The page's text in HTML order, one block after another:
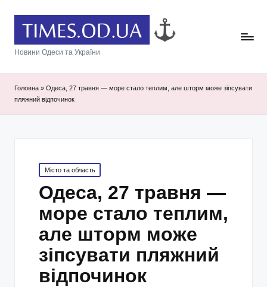
Новини Одеси та України
Головна » Одеса, 27 травня — море стало теплим, але шторм може зіпсувати
пляжний відпочинок
Posted
in
Місто та область
Одеса, 27 травня —
море стало теплим,
але шторм може
зіпсувати пляжний
відпочинок